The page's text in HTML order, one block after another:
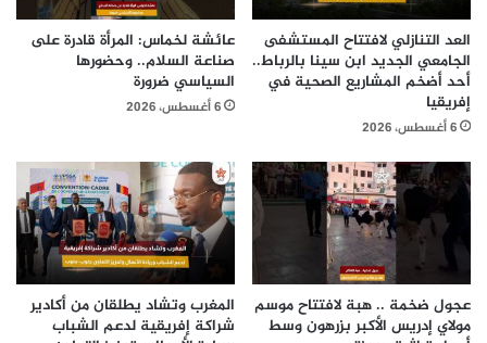
العد التنازلي لافتتاح المستشفى
الجامعي الجديد ابن سينا بالرباط..
أحد أضخم المشاريع الصحية في
إفريقيا
6 أغسطس، 2026
عائشة لخماس: المرأة قادرة على
صناعة السلام.. وحضورها
السياسي ضرورة
6 أغسطس، 2026
عجول ضخمة .. هبة لافتتاح موسم
مولاي إدريس الأكبر بزرهون وسط
المغرب وتشاد يطلقان من أكادير
شراكة إفريقية لدعم الشباب